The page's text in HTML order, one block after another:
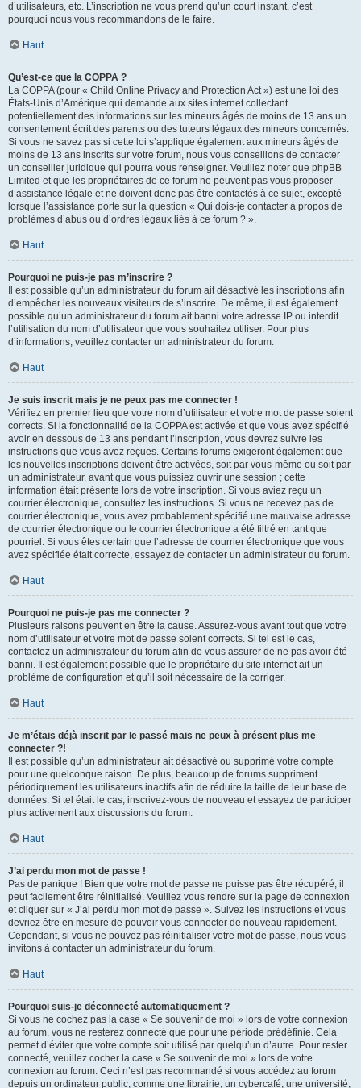
d’utilisateurs, etc. L’inscription ne vous prend qu’un court instant, c’est
pourquoi nous vous recommandons de le faire.
Haut
Qu’est-ce que la COPPA ?
La COPPA (pour « Child Online Privacy and Protection Act ») est une loi des
États-Unis d’Amérique qui demande aux sites internet collectant
potentiellement des informations sur les mineurs âgés de moins de 13 ans un
consentement écrit des parents ou des tuteurs légaux des mineurs concernés.
Si vous ne savez pas si cette loi s’applique également aux mineurs âgés de
moins de 13 ans inscrits sur votre forum, nous vous conseillons de contacter
un conseiller juridique qui pourra vous renseigner. Veuillez noter que phpBB
Limited et que les propriétaires de ce forum ne peuvent pas vous proposer
d’assistance légale et ne doivent donc pas être contactés à ce sujet, excepté
lorsque l’assistance porte sur la question « Qui dois-je contacter à propos de
problèmes d’abus ou d’ordres légaux liés à ce forum ? ».
Haut
Pourquoi ne puis-je pas m’inscrire ?
Il est possible qu’un administrateur du forum ait désactivé les inscriptions afin
d’empêcher les nouveaux visiteurs de s’inscrire. De même, il est également
possible qu’un administrateur du forum ait banni votre adresse IP ou interdit
l’utilisation du nom d’utilisateur que vous souhaitez utiliser. Pour plus
d’informations, veuillez contacter un administrateur du forum.
Haut
Je suis inscrit mais je ne peux pas me connecter !
Vérifiez en premier lieu que votre nom d’utilisateur et votre mot de passe soient
corrects. Si la fonctionnalité de la COPPA est activée et que vous avez spécifié
avoir en dessous de 13 ans pendant l’inscription, vous devrez suivre les
instructions que vous avez reçues. Certains forums exigeront également que
les nouvelles inscriptions doivent être activées, soit par vous-même ou soit par
un administrateur, avant que vous puissiez ouvrir une session ; cette
information était présente lors de votre inscription. Si vous aviez reçu un
courrier électronique, consultez les instructions. Si vous ne recevez pas de
courrier électronique, vous avez probablement spécifié une mauvaise adresse
de courrier électronique ou le courrier électronique a été filtré en tant que
pourriel. Si vous êtes certain que l’adresse de courrier électronique que vous
avez spécifiée était correcte, essayez de contacter un administrateur du forum.
Haut
Pourquoi ne puis-je pas me connecter ?
Plusieurs raisons peuvent en être la cause. Assurez-vous avant tout que votre
nom d’utilisateur et votre mot de passe soient corrects. Si tel est le cas,
contactez un administrateur du forum afin de vous assurer de ne pas avoir été
banni. Il est également possible que le propriétaire du site internet ait un
problème de configuration et qu’il soit nécessaire de la corriger.
Haut
Je m’étais déjà inscrit par le passé mais ne peux à présent plus me
connecter ?!
Il est possible qu’un administrateur ait désactivé ou supprimé votre compte
pour une quelconque raison. De plus, beaucoup de forums suppriment
périodiquement les utilisateurs inactifs afin de réduire la taille de leur base de
données. Si tel était le cas, inscrivez-vous de nouveau et essayez de participer
plus activement aux discussions du forum.
Haut
J’ai perdu mon mot de passe !
Pas de panique ! Bien que votre mot de passe ne puisse pas être récupéré, il
peut facilement être réinitialisé. Veuillez vous rendre sur la page de connexion
et cliquer sur « J’ai perdu mon mot de passe ». Suivez les instructions et vous
devriez être en mesure de pouvoir vous connecter de nouveau rapidement.
Cependant, si vous ne pouvez pas réinitialiser votre mot de passe, nous vous
invitons à contacter un administrateur du forum.
Haut
Pourquoi suis-je déconnecté automatiquement ?
Si vous ne cochez pas la case « Se souvenir de moi » lors de votre connexion
au forum, vous ne resterez connecté que pour une période prédéfinie. Cela
permet d’éviter que votre compte soit utilisé par quelqu’un d’autre. Pour rester
connecté, veuillez cocher la case « Se souvenir de moi » lors de votre
connexion au forum. Ceci n’est pas recommandé si vous accédez au forum
depuis un ordinateur public, comme une librairie, un cybercafé, une université,